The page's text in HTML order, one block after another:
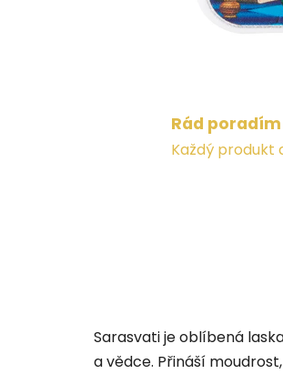
Rád
Každý produkt
Sarasvati je oblíbená
a vědce. Přináší